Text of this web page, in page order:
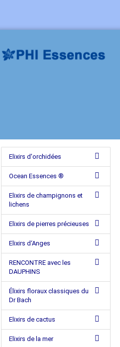
Elixirs d'orchidées
Ocean Essences ®
Elixirs de champignons et
lichens
Elixirs de pierres précieuses
Elixirs d‘Anges
RENCONTRE avec les
DAUPHINS
Élixirs floraux classiques du
Dr Bach
Elixirs de cactus
Elixirs de la mer